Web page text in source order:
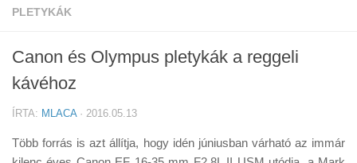
Hírek
Cikkek
Tudástár
PLETYKÁK
Canon és Olympus pletykák a reggeli
kávéhoz
ÍRTA: MLACA· 2016.05.13
Több forrás is azt állítja, hogy idén júniusban várható az immár